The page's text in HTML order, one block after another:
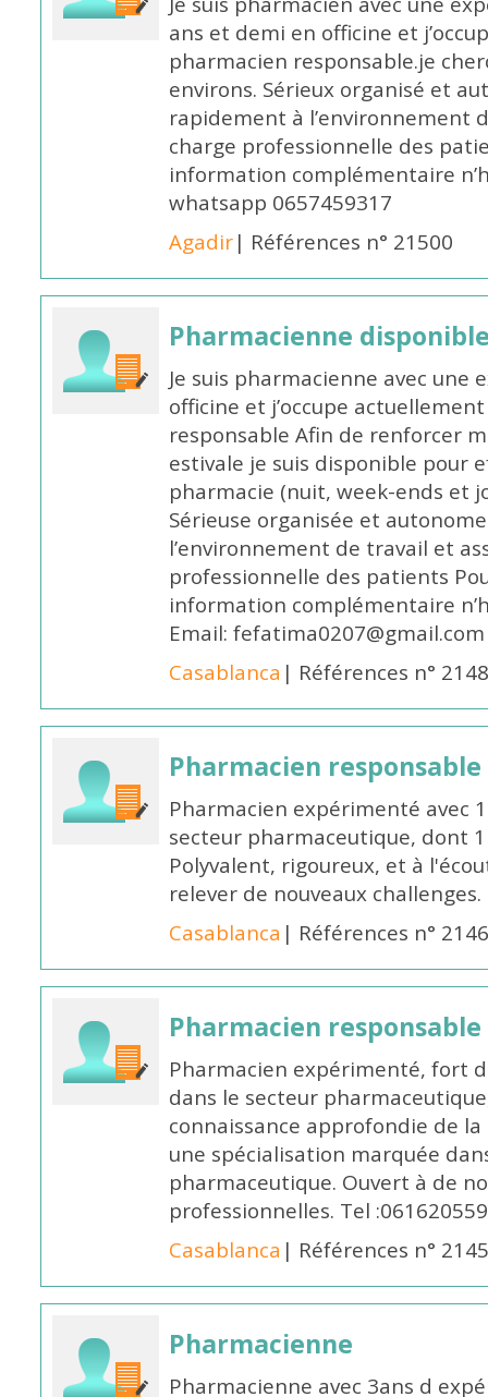
ans et demi en officine et
pharmacien responsable.je
environs. Sérieux organisé et
rapidement à l’environnement
charge professionnelle des
information complémentaire
whatsapp 0657459317
Agadir| Références n° 21500
Pharmacienne
Je suis pharmacienne avec
officine et j’occupe
responsable Afin de renforcer
estivale je suis disponible pour
pharmacie (nuit, week-ends et
Sérieuse organisée et
l’environnement de travail et
professionnelle des patients
information complémentaire
Email: fefatima0207@gmail.com
Casablanca | Références n°
Pharmacien responsable
Pharmacien expérimenté avec
secteur pharmaceutique, dont
Polyvalent, rigoureux, et à
relever de nouveaux
Casablanca | Références n°
Pharmacien responsable
Pharmacien expérimenté, fort
dans le secteur
connaissance approfondie de
une spécialisation marquée
pharmaceutique. Ouvert à de
professionnelles. Tel
Casablanca | Références n°
Pharmacienne
Pharmacienne avec 3ans d